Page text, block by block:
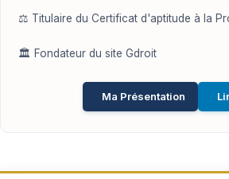
⚖️ Titulaire du Certificat d'aptitude à la
🏛️ Fondateur du site Gdroit
Ma Présentation